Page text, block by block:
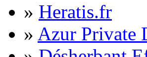
» Heratis.fr
» Azur Private